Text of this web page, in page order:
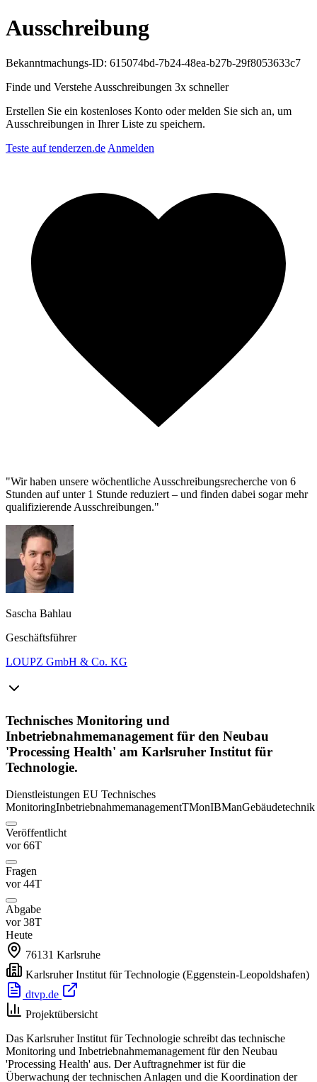
Ausschreibung
Bekanntmachungs-ID: 615074bd-7b24-48ea-b27b-29f8053633c7
Finde und Verstehe Ausschreibungen 3x schneller
Erstellen Sie ein kostenloses Konto oder melden Sie sich an, um
Ausschreibungen in Ihrer Liste zu speichern.
Teste auf tenderzen.de Anmelden
"Wir haben unsere wöchentliche Ausschreibungsrecherche von 6
Stunden auf unter 1 Stunde reduziert – und finden dabei sogar mehr
qualifizierende Ausschreibungen."
Sascha Bahlau
Geschäftsführer
LOUPZ GmbH & Co. KG
Technisches Monitoring und
Inbetriebnahmemanagement für den Neubau
'Processing Health' am Karlsruher Institut für
Technologie.
Dienstleistungen EU Technisches
MonitoringInbetriebnahmemanagementTMonIBManGebäudetechnik
Veröffentlicht
vor 66T
Fragen
vor 44T
Abgabe
vor 38T
Heute
76131 Karlsruhe
Karlsruher Institut für Technologie (Eggenstein-Leopoldshafen)
dtvp.de
Projektübersicht
Das Karlsruher Institut für Technologie schreibt das technische
Monitoring und Inbetriebnahmemanagement für den Neubau
'Processing Health' aus. Der Auftragnehmer ist für die
Überwachung der technischen Anlagen und die Koordination der